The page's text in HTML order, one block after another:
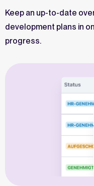
Keep an up-to-date
development plans in
progress.